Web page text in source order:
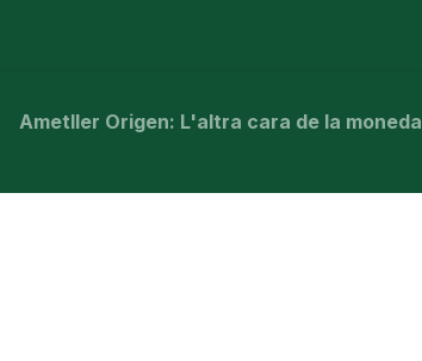
Ametller Origen: L'altra cara de la moneda